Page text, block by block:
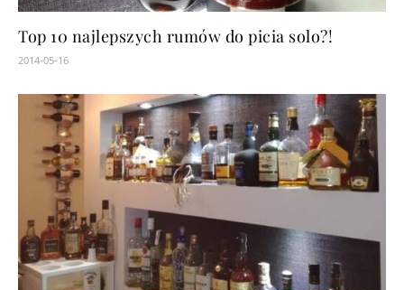
Top 10 najlepszych rumów do picia solo?!
2014-05-16